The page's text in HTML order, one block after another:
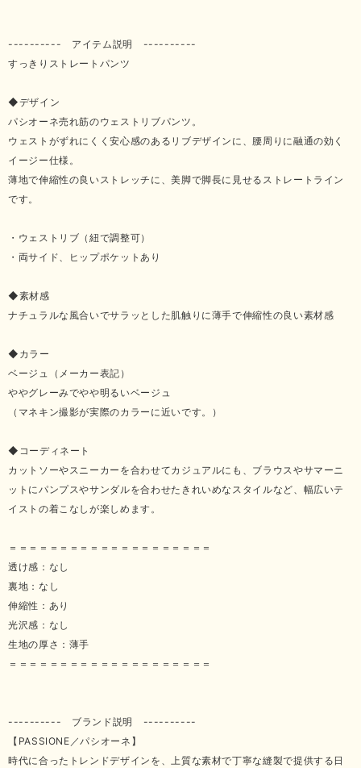
---------- アイテム説明 ----------
すっきりストレートパンツ
◆デザイン
パシオーネ売れ筋のウェストリブパンツ。
ウェストがずれにくく安心感のあるリブデザインに、腰周りに融通の効く
イージー仕様。
薄地で伸縮性の良いストレッチに、美脚で脚長に見せるストレートライン
です。
・ウェストリブ（紐で調整可）
・両サイド、ヒップポケットあり
◆素材感
ナチュラルな風合いでサラッとした肌触りに薄手で伸縮性の良い素材感
◆カラー
ベージュ（メーカー表記）
ややグレーみでやや明るいベージュ
（マネキン撮影が実際のカラーに近いです。）
◆コーディネート
カットソーやスニーカーを合わせてカジュアルにも、ブラウスやサマーニ
ットにパンプスやサンダルを合わせたきれいめなスタイルなど、幅広いテ
イストの着こなしが楽しめます。
＝＝＝＝＝＝＝＝＝＝＝＝＝＝＝＝＝＝＝＝
透け感：なし
裏地：なし
伸縮性：あり
光沢感：なし
生地の厚さ：薄手
＝＝＝＝＝＝＝＝＝＝＝＝＝＝＝＝＝＝＝＝
---------- ブランド説明 ----------
【PASSIONE／パシオーネ】
時代に合ったトレンドデザインを、上質な素材で丁寧な縫製で提供する日